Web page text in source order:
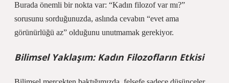
Burada önemli bir nokta var: “Kadın filozof var mı?”
sorusunu sorduğunuzda, aslında cevabın “evet ama
görünürlüğü az” olduğunu unutmamak gerekiyor.
Bilimsel Yaklaşım: Kadın Filozofların Etkisi